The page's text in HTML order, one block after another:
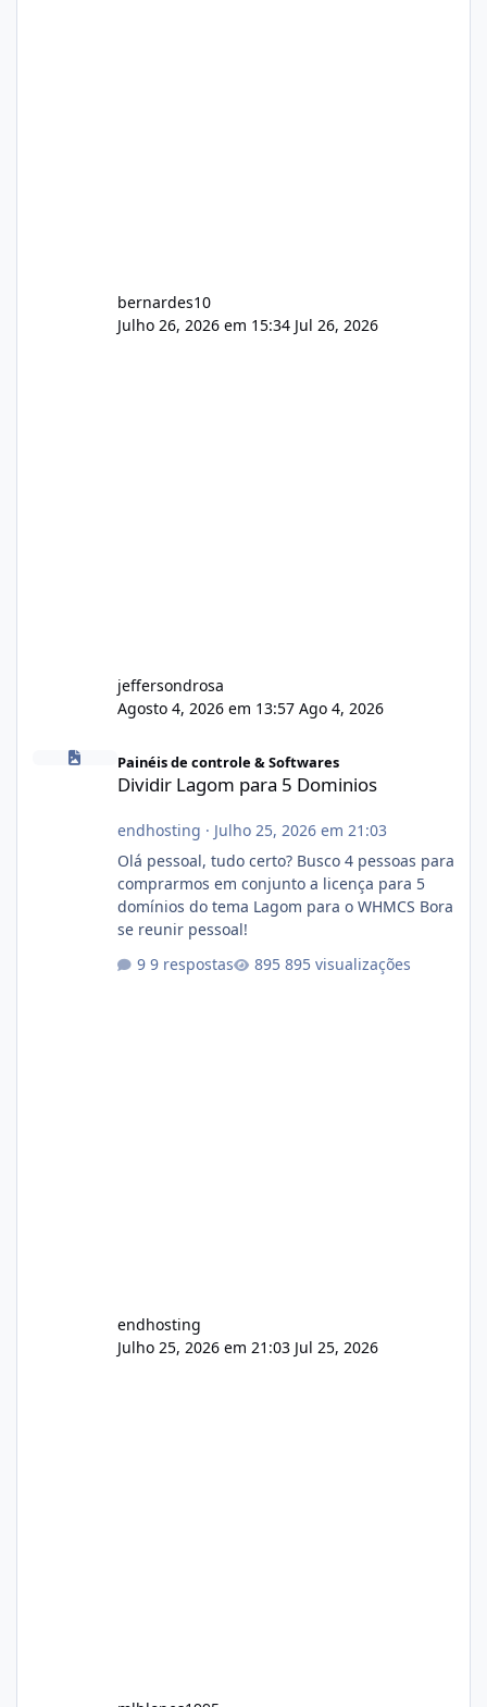
bernardes10
Julho 26, 2026 em 15:34 Jul 26, 2026
jeffersondrosa
Agosto 4, 2026 em 13:57 Ago 4, 2026
Dividir Lagom para 5 Dominios
Painéis de controle & Softwares
Dividir Lagom para 5 Dominios
endhosting · Julho 25, 2026 em 21:03
Olá pessoal, tudo certo? Busco 4 pessoas para
comprarmos em conjunto a licença para 5
domínios do tema Lagom para o WHMCS Bora
se reunir pessoal!
9 respostas
895 visualizações
endhosting
Julho 25, 2026 em 21:03 Jul 25, 2026